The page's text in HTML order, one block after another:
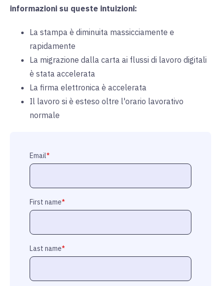
informazioni su queste intuizioni:
La stampa è diminuita massicciamente e
rapidamente
La migrazione dalla carta ai flussi di lavoro digitali
è stata accelerata
La firma elettronica è accelerata
Il lavoro si è esteso oltre l'orario lavorativo
normale
Email*
First name*
Last name*